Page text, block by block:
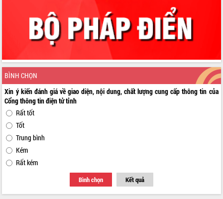
BÌNH CHỌN
Xin ý kiến đánh giá về giao diện, nội dung, chất lượng cung cấp thông tin của
Cổng thông tin điện tử tỉnh
Rất tốt
Tốt
Trung bình
Kém
Rất kém
Bình chọn Kết quả